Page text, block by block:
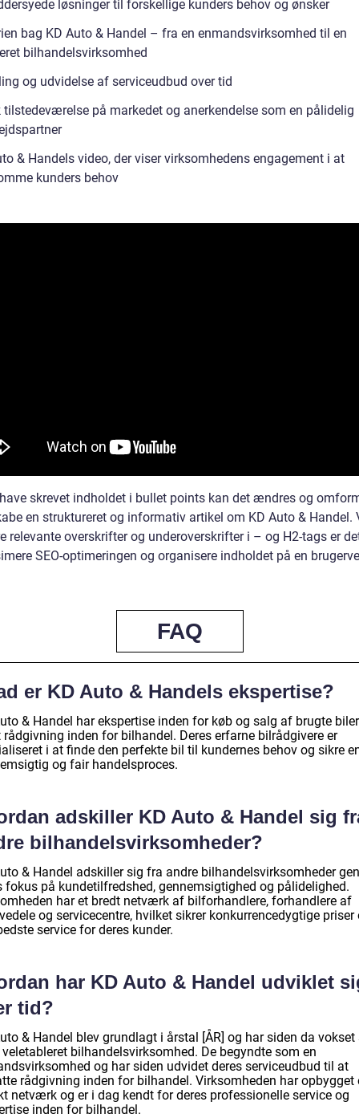
løsninger til forskellige kunders behov og ønsker
bag KD Auto & Handel – fra en enmandsvirksomhed til en
bilhandelsvirksomhed
og udvidelse af serviceudbud over tid
på markedet og anerkendelse som en pålidelig
& Handels video, der viser virksomhedens engagement i at
kunders behov
skrevet indholdet i bullet points kan det ændres og
en struktureret og informativ artikel om KD Auto & Handel.
relevante overskrifter og underoverskrifter i – og H2-tags er
SEO-optimeringen og organisere indholdet på en
FAQ
er KD Auto & Handels ekspertise?
& Handel har ekspertise inden for køb og salg af brugte biler
inden for bilhandel. Deres erfarne bilrådgivere er
i at finde den perfekte bil til kundernes behov og sikre
og fair handelsproces.
adskiller KD Auto & Handel sig
bilhandelsvirksomheder?
& Handel adskiller sig fra andre bilhandelsvirksomheder
fokus på kundetilfredshed, gennemsigtighed og pålidelighed.
har et bredt netværk af bilforhandlere, forhandlere af
og servicecentre, hvilket sikrer konkurrencedygtige priser
service for deres kunder.
har KD Auto & Handel udviklet
tid?
& Handel blev grundlagt i årstal [ÅR] og har siden da vokset
bilhandelsvirksomhed. De begyndte som en
og har siden udvidet deres serviceudbud til at
rådgivning inden for bilhandel. Virksomheden har opbygget
netværk og er i dag kendt for deres professionelle service og
inden for bilhandel.